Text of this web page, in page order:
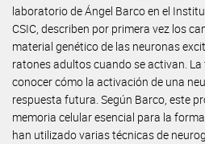
laboratorio de Ángel Barco en el
CSIC, describen por primera vez los
material genético de las neuronas
ratones adultos cuando se activan.
conocer cómo la activación de una
respuesta futura. Según Barco, este
memoria celular esencial para la
han utilizado varias técnicas de